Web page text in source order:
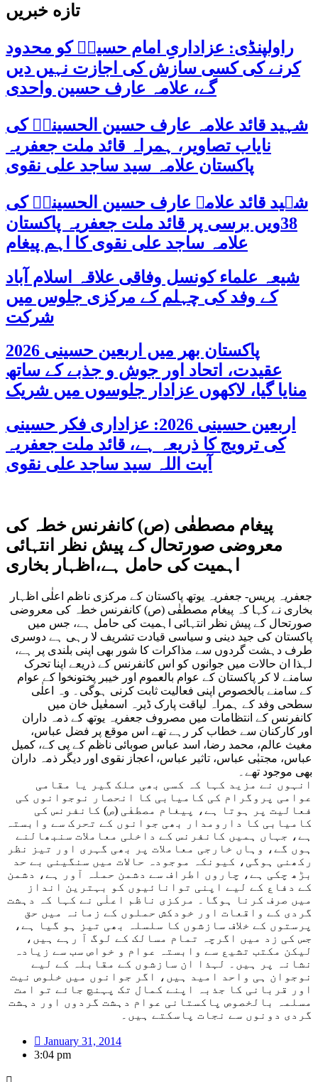
تازه خبریں
راولپنڈی: عزاداریِ امام حسینؑ کو محدود
کرنے کی کسی سازش کی اجازت نہیں دیں
گے، علامہ عارف حسین واحدی
شہید قائد علامہ عارف حسین الحسینیؒ کی
نایاب تصاویر، ہمراہ قائد ملت جعفریہ
پاکستان علامہ سید ساجد علی نقوی
شہید قائد علامہ عارف حسین الحسینیؒ کی
38ویں برسی پر قائد ملت جعفریہ پاکستان
علامہ ساجد علی نقوی کا اہم پیغام
شیعہ علماء کونسل وفاقی علاقہ اسلام آباد
کے وفد کی چہلم کے مرکزی جلوس میں
شرکت
پاکستان بھر میں اربعین حسینی 2026
عقیدت، اتحاد اور جوش و جذبے کے ساتھ
منایا گیا، لاکھوں عزادار جلوسوں میں شریک
اربعین حسینی 2026: عزاداری فکر حسینی
کی ترویج کا ذریعہ ہے، قائد ملت جعفریہ
آیت اللہ سید ساجد علی نقوی
پیغام مصطفٰی (ص) کانفرنس خطہ کی
معروضی صورتحال کے پیش نظر انتہائی
اہمیت کی حامل ہے،اظہار بخاری
جعفریہ پریس- جعفریہ یوتھ پاکستان کے مرکزی ناظم اعلٰی اظہار
بخاری نے کہا کہ پیغام مصطفٰی (ص) کانفرنس خطہ کی معروضی
صورتحال کے پیش نظر انتہائی اہمیت کی حامل ہے، جس میں
پاکستان کی جید دینی و سیاسی قیادت تشریف لا رہی ہے دوسری
طرف دہشت گردوں سے مذاکرات کا شور بھی اپنی بلندی پر ہے،
لہذا ان حالات میں جوانوں کو اس کانفرنس کے ذریعے اپنا تحرک
سامنے لا کر پاکستان کے عوام بالعموم اور خیبر پختونخوا کے عوام
کے سامنے بالخصوص اپنی فعالیت ثابت کرنی ہوگی۔ وہ اعلٰی
سطحی وفد کے ہمراہ لیاقت پارک ڈیرہ اسمعٰیل خان میں
کانفرنس کے انتظامات میں مصروف جعفریہ یوتھ کے ذمہ داران
اور کارکنان سے خطاب کر رہے تھے اس موقع پر فضل عباس،
مغیث عالم، محمد رضا، اسد عباس صوبائی ناظم کے پی کے، کمیل
عباس، مجتبٰی عباس، تاثیر عباس، اعجاز نقوی اور دیگر ذمہ داران
بھی موجود تھے۔
انہوں نے مزید کہا کہ کسی بھی ملک گیر یا مقامی
عوامی پروگرام کی کامیابی کا انحصار نوجوانوں کی
فعالیت پر ہوتا ہے، پیغام مصطفٰی (ص) کانفرنس کی
کامیابی کا دارومدار بھی جوانوں کے تحرک سے وابستہ
ہے، جہاں ہمیں کانفرنس کے داخلی معاملات سنبھالنے
ہوں گے، وہاں خارجی معاملات پر بھی گہری اور تیز نظر
رکھنی ہوگی، کیونکہ موجودہ حالات میں سنگینی بے حد
بڑھ چکی ہے، چاروں اطراف سے دشمن حملہ آور ہے، دشمن
کے دفاع کے لیے اپنی توانائیوں کو بہترین انداز
میں صرف کرنا ہوگا۔ مرکزی ناظم اعلٰی نے کہا کہ دہشت
گردی کے واقعات اور خودکش حملوں کے زمانہ میں حق
پرستوں کے خلاف سازشوں کا سلسلہ بھی تیز ہو گیا ہے،
جس کی زد میں اگرچہ تمام مسالک کے لوگ آ رہے ہیں،
لیکن مکتب تشیع سے وابستہ عوام و خواص سب سے زیادہ
نشانہ پر ہیں۔ لہذا ان سازشوں کے مقابلہ کے لیے
نوجوان ہی واحد امید ہیں، اگر جوانوں میں خلوص نیت
اور قربانی کا جذبہ اپنے کمال تک پہنچ جائے تو امت
مسلمہ بالخصوص پاکستانی عوام دہشت گردوں اور دہشت
گردی دونوں سے نجات پاسکتے ہیں۔
January 31, 2014
3:04 pm